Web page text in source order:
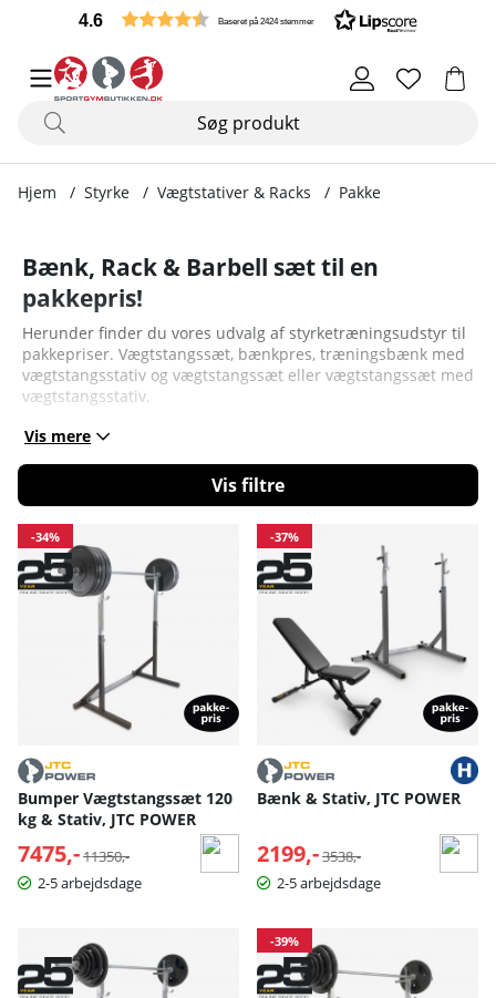
4.6 Baseret på 2424 stemmer
Hjem Styrke Vægtstativer & Racks Pakke
Bænk, Rack & Barbell sæt til en
pakkepris!
Herunder finder du vores udvalg af styrketræningsudstyr til
pakkepriser. Vægtstangssæt, bænkpres, træningsbænk med
vægtstangsstativ og vægtstangssæt eller vægtstangssæt med
vægtstangsstativ.
Vis mere
Filtrér
Produkter
-34%
Bumper Vægtstangssæt 120
kg & Stativ, JTC POWER
7475,- Normalpris:
11350,-
2-5 arbejdsdage
-37%
Bænk & Stativ, JTC POWER
2199,- Normalpris:
3538,-
2-5 arbejdsdage
-39%